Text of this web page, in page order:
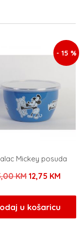
- 15 %
Mickey posuda
KMIzvorna
bila
je:
12,75 KM
12,75
u košaricu